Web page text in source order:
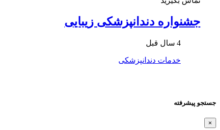
جشنواره دندانپزشکی زیبایی
4 سال قبل
خدمات دندانپزشکی
جستجو پیشرفته
×